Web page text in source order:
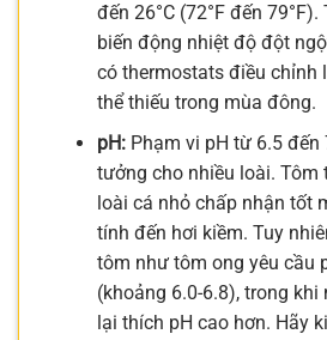
đến 26°C (72°F đến
biến động nhiệt độ đột
có thermostats điều chỉnh
thể thiếu trong mùa đông.
pH:Phạm vi pH từ 6.5 đến
tưởng cho nhiều loài. Tôm
loài cá nhỏ chấp nhận tốt
tính đến hơi kiềm. Tuy
tôm như tôm ong yêu cầu
(khoảng 6.0-6.8), trong khi
lại thích pH cao hơn. Hãy